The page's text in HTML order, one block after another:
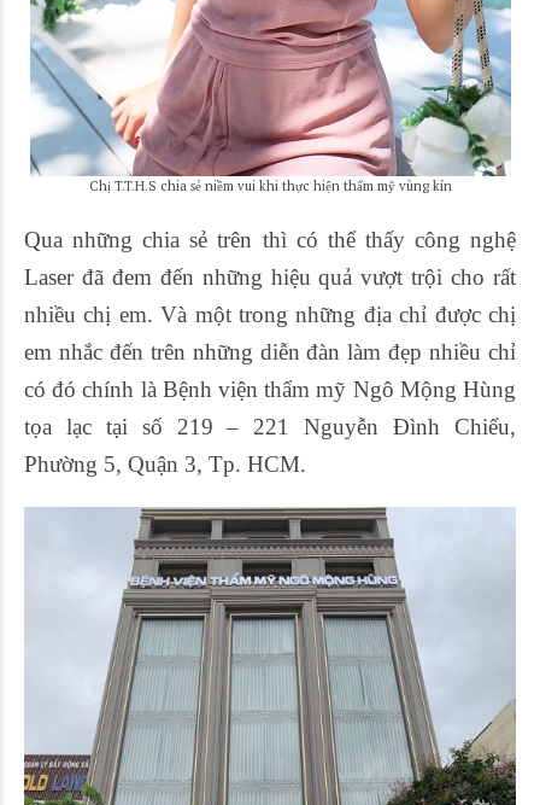
Chị T.T.H.S chia sẻ niềm vui khi thực hiện thẩm mỹ vùng kín
Qua những chia sẻ trên thì có thể thấy công nghệ
Laser đã đem đến những hiệu quả vượt trội cho rất
nhiều chị em. Và một trong những địa chỉ được chị
em nhắc đến trên những diễn đàn làm đẹp nhiều chỉ
có đó chính là Bệnh viện thẩm mỹ Ngô Mộng Hùng
tọa lạc tại số 219 – 221 Nguyễn Đình Chiểu,
Phường 5, Quận 3, Tp. HCM.